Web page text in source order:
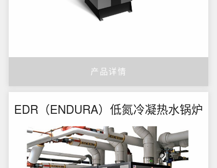
产品详情
EDR（ENDURA）低氮冷凝热水锅炉